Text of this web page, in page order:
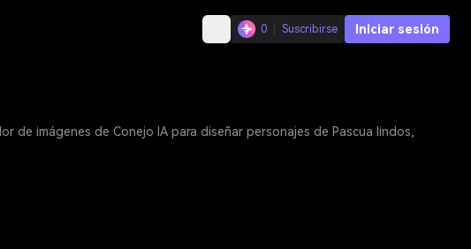
0 Suscribirse Iniciar sesión
de imágenes de Conejo IA para diseñar personajes de Pascua lindos,